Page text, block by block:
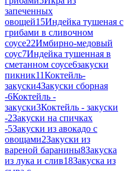
запеченных
овощей15Индейка тушеная с
грибами в сливочном
соусе22Имбирно-медовый
соус7Индейка тушенная в
сметанном соусе6закуски
пикник11Коктейль-
закуски4Закуски сборная
-6Коктейль -
закуски3Коктейль - закуски
-2Закуски на спичках
-5Закуски из авокадо с
овощами2Закуски из
вареной баранины8Закуска
из лука и слив18Закуска из